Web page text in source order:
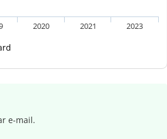
2020 2021 2023
e-mail.